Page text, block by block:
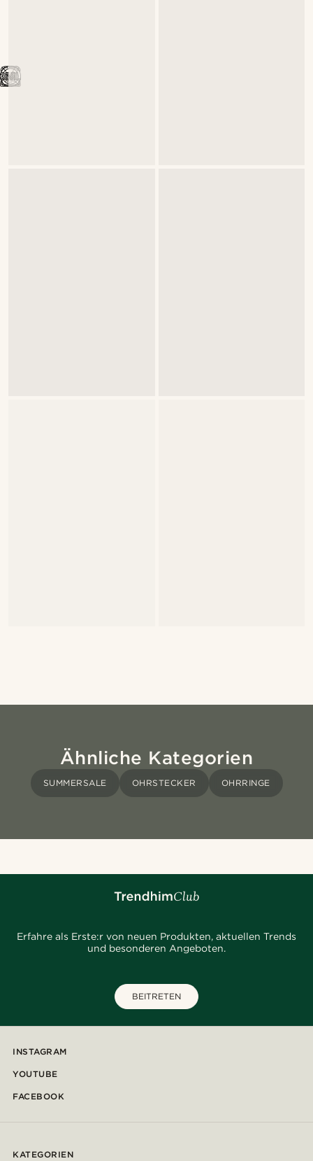
Ähnliche Kategorien
SUMMERSALE OHRSTECKER OHRRINGE
Erfahre als Erste:r von neuen Produkten, aktuellen Trends
und besonderen Angeboten.
BEITRETEN
INSTAGRAM
YOUTUBE
FACEBOOK
KATEGORIEN